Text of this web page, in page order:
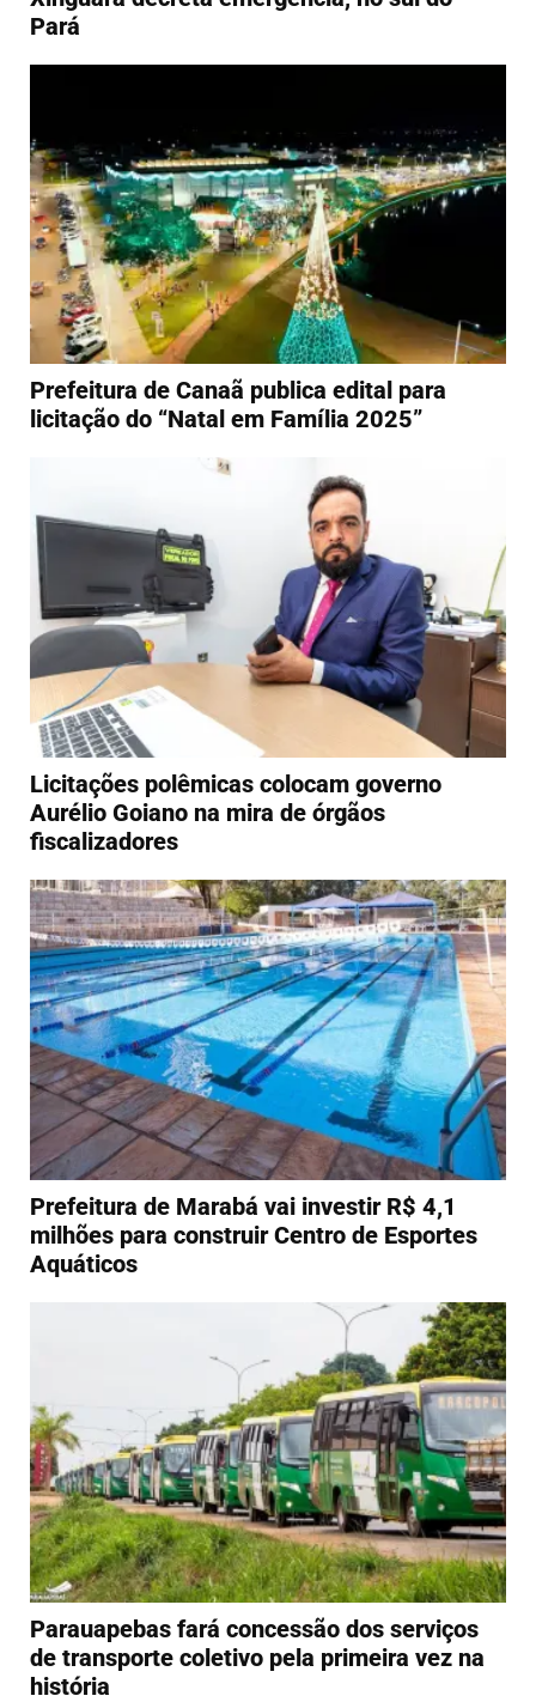
Pará
Prefeitura de Canaã publica edital para
licitação do “Natal em Família 2025”
Licitações polêmicas colocam governo
Aurélio Goiano na mira de órgãos
fiscalizadores
Prefeitura de Marabá vai investir R$ 4,1
milhões para construir Centro de Esportes
Aquáticos
Parauapebas fará concessão dos serviços
de transporte coletivo pela primeira vez na
história